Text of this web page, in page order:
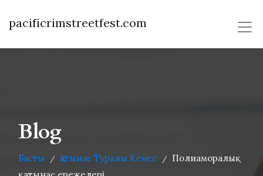
pacificrimstreetfest.com
Blog
Басты / Қатынас Туралы Кеңес /
Полиаморалық